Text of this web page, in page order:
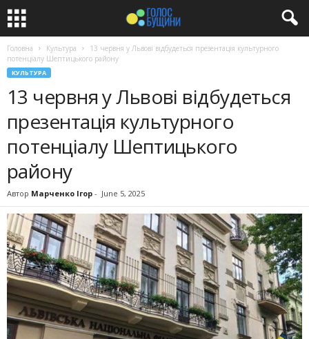
Головна Культура
13 червня у Львові відбудеться презентація культурного
потенціалу Шептицького району
КУЛЬТУРА
13 червня у Львові відбудеться
презентація культурного
потенціалу Шептицького
району
Автор Марченко Ігор - June 5, 2025